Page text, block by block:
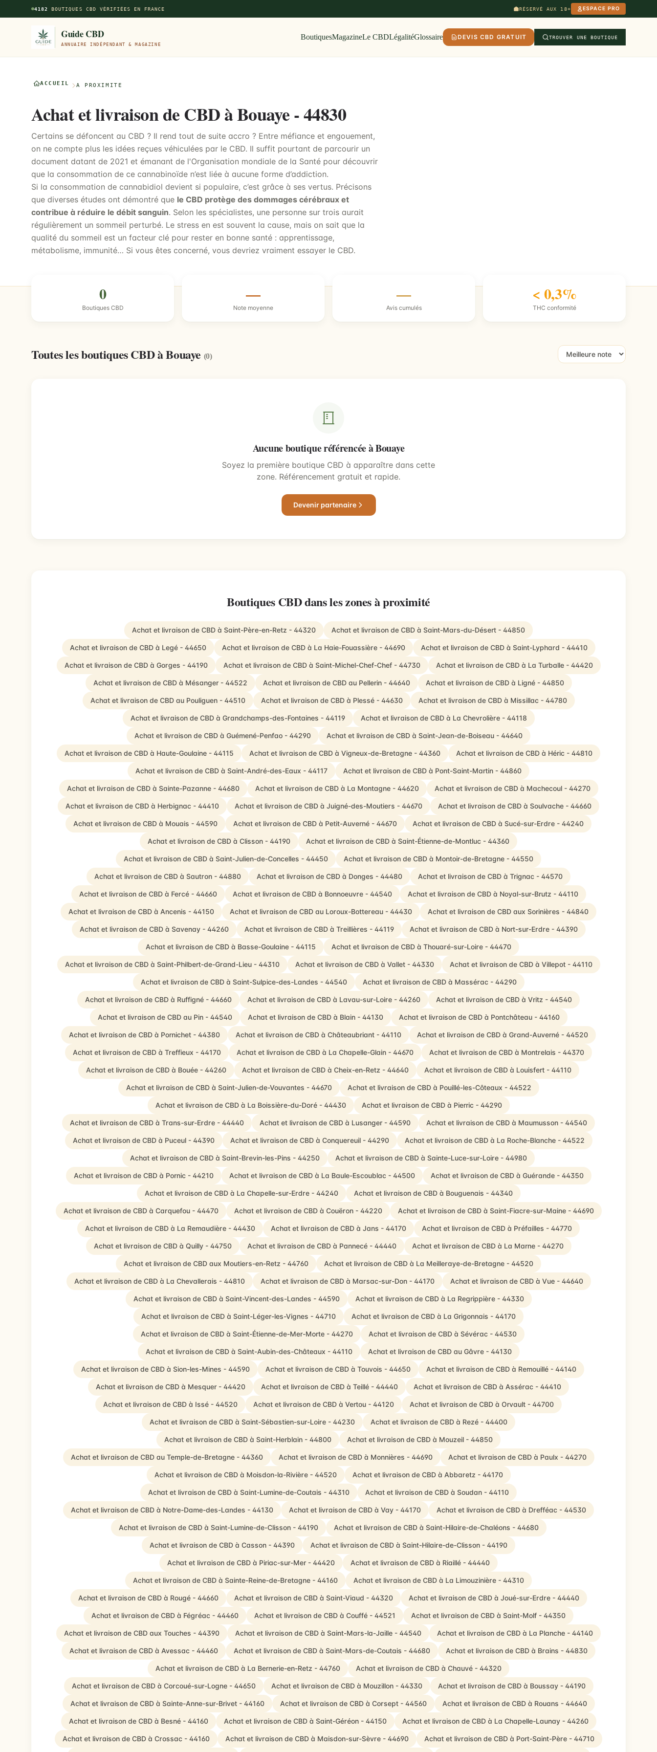
Aller au contenu principal
4182 BOUTIQUES CBD VÉRIFIÉES EN FRANCE RÉSERVÉ AUX 18+ ESPACE PRO
Guide CBD
ANNUAIRE INDÉPENDANT & MAGAZINE
BoutiquesMagazineLe CBDLégalitéGlossaire DEVIS CBD GRATUIT TROUVER UNE BOUTIQUE
ACCUEIL À PROXIMITÉ
Achat et livraison de CBD à Bouaye - 44830
Certains se défoncent au CBD ? Il rend tout de suite accro ? Entre méfiance et engouement,
on ne compte plus les idées reçues véhiculées par le CBD. Il suffit pourtant de parcourir un
document datant de 2021 et émanant de l'Organisation mondiale de la Santé pour découvrir
que la consommation de ce cannabinoïde n’est liée à aucune forme d’addiction.
Si la consommation de cannabidiol devient si populaire, c’est grâce à ses vertus. Précisons
que diverses études ont démontré que le CBD protège des dommages cérébraux et
contribue à réduire le débit sanguin. Selon les spécialistes, une personne sur trois aurait
régulièrement un sommeil perturbé. Le stress en est souvent la cause, mais on sait que la
qualité du sommeil est un facteur clé pour rester en bonne santé : apprentissage,
métabolisme, immunité… Si vous êtes concerné, vous devriez vraiment essayer le CBD.
0
Boutiques CBD
—
Note moyenne
—
Avis cumulés
< 0,3%
THC conformité
Toutes les boutiques CBD à Bouaye (0)
Aucune boutique référencée à Bouaye
Soyez la première boutique CBD à apparaître dans cette
zone. Référencement gratuit et rapide.
Devenir partenaire
Boutiques CBD dans les zones à proximité
Achat et livraison de CBD à Saint-Père-en-Retz - 44320 Achat et livraison de CBD à Saint-Mars-du-Désert - 44850
Achat et livraison de CBD à Legé - 44650 Achat et livraison de CBD à La Haie-Fouassière - 44690 Achat et livraison de CBD à Saint-Lyphard - 44410
Achat et livraison de CBD à Gorges - 44190 Achat et livraison de CBD à Saint-Michel-Chef-Chef - 44730 Achat et livraison de CBD à La Turballe - 44420
Achat et livraison de CBD à Mésanger - 44522 Achat et livraison de CBD au Pellerin - 44640 Achat et livraison de CBD à Ligné - 44850
Achat et livraison de CBD au Pouliguen - 44510 Achat et livraison de CBD à Plessé - 44630 Achat et livraison de CBD à Missillac - 44780
Achat et livraison de CBD à Grandchamps-des-Fontaines - 44119 Achat et livraison de CBD à La Chevrolière - 44118
Achat et livraison de CBD à Guémené-Penfao - 44290 Achat et livraison de CBD à Saint-Jean-de-Boiseau - 44640
Achat et livraison de CBD à Haute-Goulaine - 44115 Achat et livraison de CBD à Vigneux-de-Bretagne - 44360 Achat et livraison de CBD à Héric - 44810
Achat et livraison de CBD à Saint-André-des-Eaux - 44117 Achat et livraison de CBD à Pont-Saint-Martin - 44860
Achat et livraison de CBD à Sainte-Pazanne - 44680 Achat et livraison de CBD à La Montagne - 44620 Achat et livraison de CBD à Machecoul - 44270
Achat et livraison de CBD à Herbignac - 44410 Achat et livraison de CBD à Juigné-des-Moutiers - 44670 Achat et livraison de CBD à Soulvache - 44660
Achat et livraison de CBD à Mouais - 44590 Achat et livraison de CBD à Petit-Auverné - 44670 Achat et livraison de CBD à Sucé-sur-Erdre - 44240
Achat et livraison de CBD à Clisson - 44190 Achat et livraison de CBD à Saint-Étienne-de-Montluc - 44360
Achat et livraison de CBD à Saint-Julien-de-Concelles - 44450 Achat et livraison de CBD à Montoir-de-Bretagne - 44550
Achat et livraison de CBD à Sautron - 44880 Achat et livraison de CBD à Donges - 44480 Achat et livraison de CBD à Trignac - 44570
Achat et livraison de CBD à Fercé - 44660 Achat et livraison de CBD à Bonnoeuvre - 44540 Achat et livraison de CBD à Noyal-sur-Brutz - 44110
Achat et livraison de CBD à Ancenis - 44150 Achat et livraison de CBD au Loroux-Bottereau - 44430 Achat et livraison de CBD aux Sorinières - 44840
Achat et livraison de CBD à Savenay - 44260 Achat et livraison de CBD à Treillières - 44119 Achat et livraison de CBD à Nort-sur-Erdre - 44390
Achat et livraison de CBD à Basse-Goulaine - 44115 Achat et livraison de CBD à Thouaré-sur-Loire - 44470
Achat et livraison de CBD à Saint-Philbert-de-Grand-Lieu - 44310 Achat et livraison de CBD à Vallet - 44330 Achat et livraison de CBD à Villepot - 44110
Achat et livraison de CBD à Saint-Sulpice-des-Landes - 44540 Achat et livraison de CBD à Massérac - 44290
Achat et livraison de CBD à Ruffigné - 44660 Achat et livraison de CBD à Lavau-sur-Loire - 44260 Achat et livraison de CBD à Vritz - 44540
Achat et livraison de CBD au Pin - 44540 Achat et livraison de CBD à Blain - 44130 Achat et livraison de CBD à Pontchâteau - 44160
Achat et livraison de CBD à Pornichet - 44380 Achat et livraison de CBD à Châteaubriant - 44110 Achat et livraison de CBD à Grand-Auverné - 44520
Achat et livraison de CBD à Treffieux - 44170 Achat et livraison de CBD à La Chapelle-Glain - 44670 Achat et livraison de CBD à Montrelais - 44370
Achat et livraison de CBD à Bouée - 44260 Achat et livraison de CBD à Cheix-en-Retz - 44640 Achat et livraison de CBD à Louisfert - 44110
Achat et livraison de CBD à Saint-Julien-de-Vouvantes - 44670 Achat et livraison de CBD à Pouillé-les-Côteaux - 44522
Achat et livraison de CBD à La Boissière-du-Doré - 44430 Achat et livraison de CBD à Pierric - 44290
Achat et livraison de CBD à Trans-sur-Erdre - 44440 Achat et livraison de CBD à Lusanger - 44590 Achat et livraison de CBD à Maumusson - 44540
Achat et livraison de CBD à Puceul - 44390 Achat et livraison de CBD à Conquereuil - 44290 Achat et livraison de CBD à La Roche-Blanche - 44522
Achat et livraison de CBD à Saint-Brevin-les-Pins - 44250 Achat et livraison de CBD à Sainte-Luce-sur-Loire - 44980
Achat et livraison de CBD à Pornic - 44210 Achat et livraison de CBD à La Baule-Escoublac - 44500 Achat et livraison de CBD à Guérande - 44350
Achat et livraison de CBD à La Chapelle-sur-Erdre - 44240 Achat et livraison de CBD à Bouguenais - 44340
Achat et livraison de CBD à Carquefou - 44470 Achat et livraison de CBD à Couëron - 44220 Achat et livraison de CBD à Saint-Fiacre-sur-Maine - 44690
Achat et livraison de CBD à La Remaudière - 44430 Achat et livraison de CBD à Jans - 44170 Achat et livraison de CBD à Préfailles - 44770
Achat et livraison de CBD à Quilly - 44750 Achat et livraison de CBD à Pannecé - 44440 Achat et livraison de CBD à La Marne - 44270
Achat et livraison de CBD aux Moutiers-en-Retz - 44760 Achat et livraison de CBD à La Meilleraye-de-Bretagne - 44520
Achat et livraison de CBD à La Chevallerais - 44810 Achat et livraison de CBD à Marsac-sur-Don - 44170 Achat et livraison de CBD à Vue - 44640
Achat et livraison de CBD à Saint-Vincent-des-Landes - 44590 Achat et livraison de CBD à La Regrippière - 44330
Achat et livraison de CBD à Saint-Léger-les-Vignes - 44710 Achat et livraison de CBD à La Grigonnais - 44170
Achat et livraison de CBD à Saint-Étienne-de-Mer-Morte - 44270 Achat et livraison de CBD à Sévérac - 44530
Achat et livraison de CBD à Saint-Aubin-des-Châteaux - 44110 Achat et livraison de CBD au Gâvre - 44130
Achat et livraison de CBD à Sion-les-Mines - 44590 Achat et livraison de CBD à Touvois - 44650 Achat et livraison de CBD à Remouillé - 44140
Achat et livraison de CBD à Mesquer - 44420 Achat et livraison de CBD à Teillé - 44440 Achat et livraison de CBD à Assérac - 44410
Achat et livraison de CBD à Issé - 44520 Achat et livraison de CBD à Vertou - 44120 Achat et livraison de CBD à Orvault - 44700
Achat et livraison de CBD à Saint-Sébastien-sur-Loire - 44230 Achat et livraison de CBD à Rezé - 44400
Achat et livraison de CBD à Saint-Herblain - 44800 Achat et livraison de CBD à Mouzeil - 44850
Achat et livraison de CBD au Temple-de-Bretagne - 44360 Achat et livraison de CBD à Monnières - 44690 Achat et livraison de CBD à Paulx - 44270
Achat et livraison de CBD à Moisdon-la-Rivière - 44520 Achat et livraison de CBD à Abbaretz - 44170
Achat et livraison de CBD à Saint-Lumine-de-Coutais - 44310 Achat et livraison de CBD à Soudan - 44110
Achat et livraison de CBD à Notre-Dame-des-Landes - 44130 Achat et livraison de CBD à Vay - 44170 Achat et livraison de CBD à Drefféac - 44530
Achat et livraison de CBD à Saint-Lumine-de-Clisson - 44190 Achat et livraison de CBD à Saint-Hilaire-de-Chaléons - 44680
Achat et livraison de CBD à Casson - 44390 Achat et livraison de CBD à Saint-Hilaire-de-Clisson - 44190
Achat et livraison de CBD à Piriac-sur-Mer - 44420 Achat et livraison de CBD à Riaillé - 44440
Achat et livraison de CBD à Sainte-Reine-de-Bretagne - 44160 Achat et livraison de CBD à La Limouzinière - 44310
Achat et livraison de CBD à Rougé - 44660 Achat et livraison de CBD à Saint-Viaud - 44320 Achat et livraison de CBD à Joué-sur-Erdre - 44440
Achat et livraison de CBD à Fégréac - 44460 Achat et livraison de CBD à Couffé - 44521 Achat et livraison de CBD à Saint-Molf - 44350
Achat et livraison de CBD aux Touches - 44390 Achat et livraison de CBD à Saint-Mars-la-Jaille - 44540 Achat et livraison de CBD à La Planche - 44140
Achat et livraison de CBD à Avessac - 44460 Achat et livraison de CBD à Saint-Mars-de-Coutais - 44680 Achat et livraison de CBD à Brains - 44830
Achat et livraison de CBD à La Bernerie-en-Retz - 44760 Achat et livraison de CBD à Chauvé - 44320
Achat et livraison de CBD à Corcoué-sur-Logne - 44650 Achat et livraison de CBD à Mouzillon - 44330 Achat et livraison de CBD à Boussay - 44190
Achat et livraison de CBD à Sainte-Anne-sur-Brivet - 44160 Achat et livraison de CBD à Corsept - 44560 Achat et livraison de CBD à Rouans - 44640
Achat et livraison de CBD à Besné - 44160 Achat et livraison de CBD à Saint-Géréon - 44150 Achat et livraison de CBD à La Chapelle-Launay - 44260
Achat et livraison de CBD à Crossac - 44160 Achat et livraison de CBD à Maisdon-sur-Sèvre - 44690 Achat et livraison de CBD à Port-Saint-Père - 44710